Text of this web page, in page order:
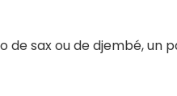
sax ou de djembé, un